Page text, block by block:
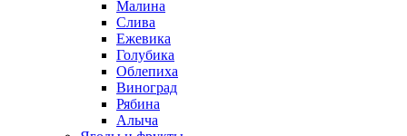
Малина
Слива
Ежевика
Голубика
Облепиха
Виноград
Рябина
Алыча